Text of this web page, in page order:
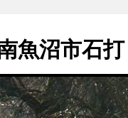
魚沼市石打